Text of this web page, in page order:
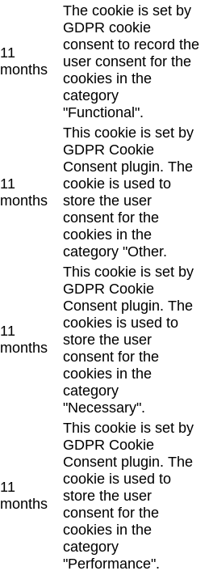
11
months
The cookie is set by
GDPR cookie
consent to record the
user consent for the
cookies in the
category
"Functional".
11
months
This cookie is set by
GDPR Cookie
Consent plugin. The
cookie is used to
store the user
consent for the
cookies in the
category "Other.
11
months
This cookie is set by
GDPR Cookie
Consent plugin. The
cookies is used to
store the user
consent for the
cookies in the
category
"Necessary".
11
months
This cookie is set by
GDPR Cookie
Consent plugin. The
cookie is used to
store the user
consent for the
cookies in the
category
"Performance".